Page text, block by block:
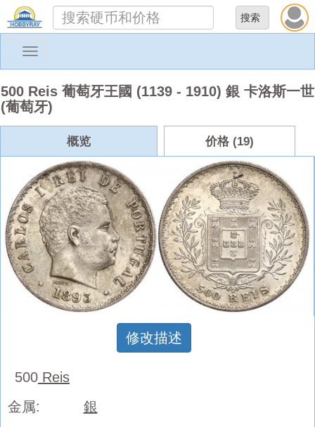
Toggle
500 Reis 葡萄牙王國 (1139 - 1910) 銀 卡洛斯一世
(葡萄牙)
概览 价格 (19)
修改描述
500 Reis
金属:
銀